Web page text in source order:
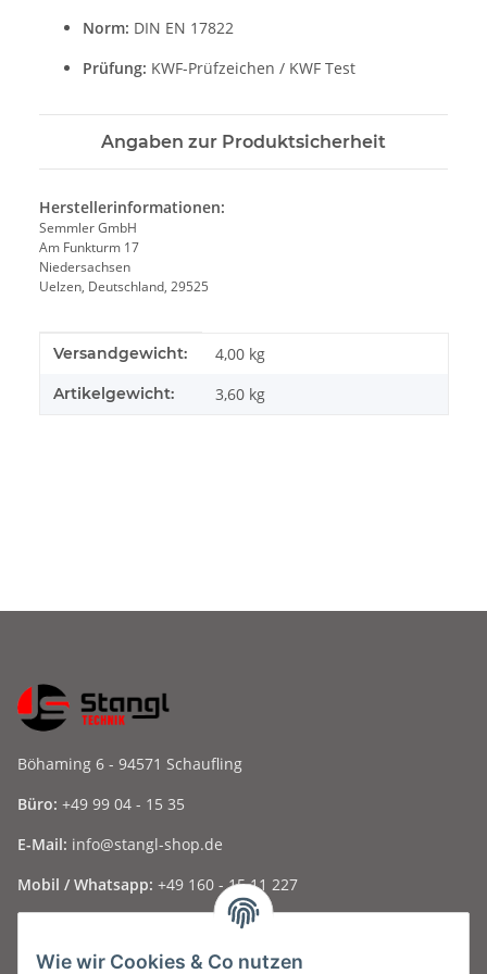
Wie wir Cookies & Co nutzen
Norm: DIN EN 17822
Prüfung: KWF-Prüfzeichen / KWF Test
Angaben zur Produktsicherheit
Herstellerinformationen:
Semmler GmbH
Am Funkturm 17
Niedersachsen
Uelzen, Deutschland, 29525
Produkteigenschaft
Wert
Versandgewicht: 4,00 kg
Artikelgewicht: 3,60 kg
Böhaming 6 - 94571 Schaufling
Büro: +49 99 04 - 15 35
E-Mail: info@stangl-shop.de
Mobil / Whatsapp: +49 160 - 15 11 227